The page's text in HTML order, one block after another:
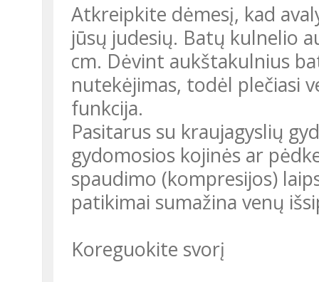
Atkreipkite dėmesį, kad
jūsų judesių. Batų kulnelio
cm. Dėvint aukštakulnius
nutekėjimas, todėl plečiasi
funkcija.
Pasitarus su kraujagyslių
gydomosios kojinės ar
spaudimo (kompresijos)
patikimai sumažina venų
Koreguokite svorį